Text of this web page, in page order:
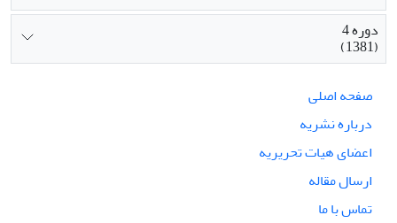
دوره 4
(1381)
صفحه اصلی
درباره نشریه
اعضای هیات تحریریه
ارسال مقاله
تماس با ما